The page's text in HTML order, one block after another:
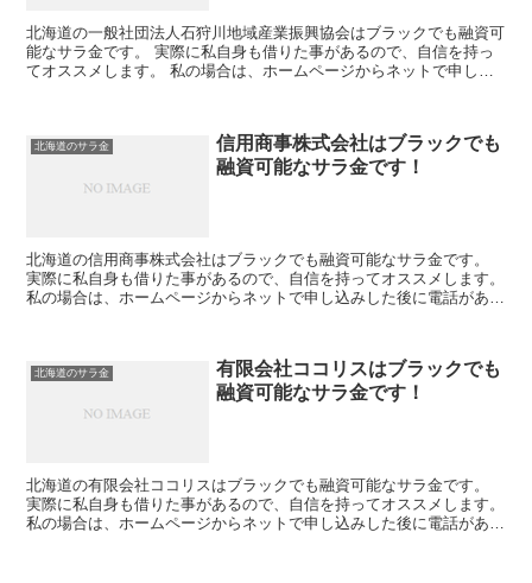
北海道の一般社団法人石狩川地域産業振興協会はブラックでも融資可
能なサラ金です。 実際に私自身も借りた事があるので、自信を持っ
てオススメします。 私の場合は、ホームページからネットで申し込
北海道のサラ金
信用商事株式会社はブラックでも
融資可能なサラ金です！
北海道の信用商事株式会社はブラックでも融資可能なサラ金です。
実際に私自身も借りた事があるので、自信を持ってオススメします。
私の場合は、ホームページからネットで申し込みした後に電話があ
北海道のサラ金
有限会社ココリスはブラックでも
融資可能なサラ金です！
北海道の有限会社ココリスはブラックでも融資可能なサラ金です。
実際に私自身も借りた事があるので、自信を持ってオススメします。
私の場合は、ホームページからネットで申し込みした後に電話があ